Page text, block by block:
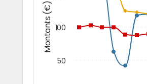
Montants (€)
50
100